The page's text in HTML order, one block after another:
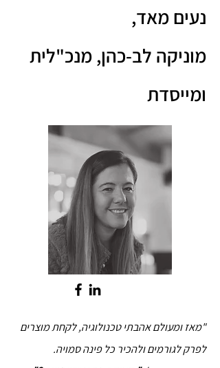
נעים מאד,
מוניקה לב-כהן, מנכ"לית
ומייסדת
"מאז ומעולם אהבתי טכנולוגיה, לקחת מוצרים
לפרק לגורמים ולהכיר כל פינה סמויה.